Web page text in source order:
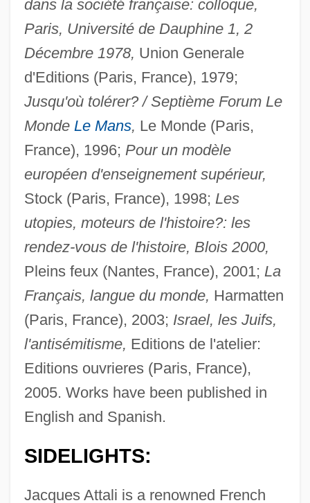
dans la société française: colloque,
Paris, Université de Dauphine 1, 2
Décembre 1978, Union Generale
d'Editions (Paris, France), 1979;
Jusqu'où tolérer? / Septième Forum Le
Monde Le Mans, Le Monde (Paris,
France), 1996; Pour un modèle
européen d'enseignement supérieur,
Stock (Paris, France), 1998; Les
utopies, moteurs de l'histoire?: les
rendez-vous de l'histoire, Blois 2000,
Pleins feux (Nantes, France), 2001; La
Français, langue du monde, Harmatten
(Paris, France), 2003; Israel, les Juifs,
l'antisémitisme, Editions de l'atelier:
Editions ouvrieres (Paris, France),
2005. Works have been published in
English and Spanish.
SIDELIGHTS:
Jacques Attali is a renowned French